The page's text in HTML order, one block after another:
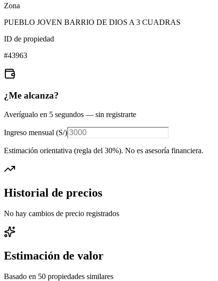
Zona
PUEBLO JOVEN BARRIO DE DIOS A 3 CUADRAS
ID de propiedad
#43963
¿Me alcanza?
Averígualo en 5 segundos — sin registrarte
Ingreso mensual (S/)
Estimación orientativa (regla del 30%). No es asesoría financiera.
Historial de precios
No hay cambios de precio registrados
Estimación de valor
Basado en 50 propiedades similares